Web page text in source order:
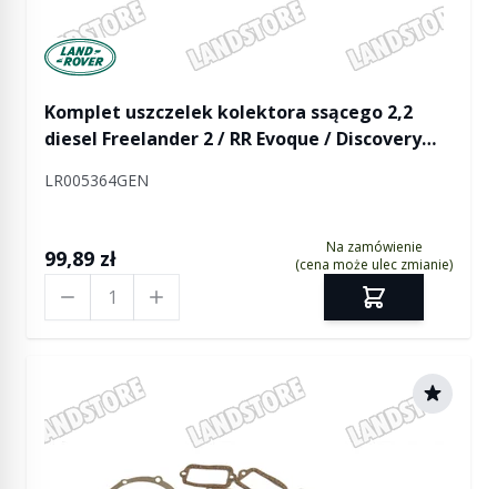
Manufactured by Land rover
Komplet uszczelek kolektora ssącego 2,2
diesel Freelander 2 / RR Evoque / Discovery
LR005364GEN
99,89 zł
Na zamówienie
(cena może ulec zmianie)